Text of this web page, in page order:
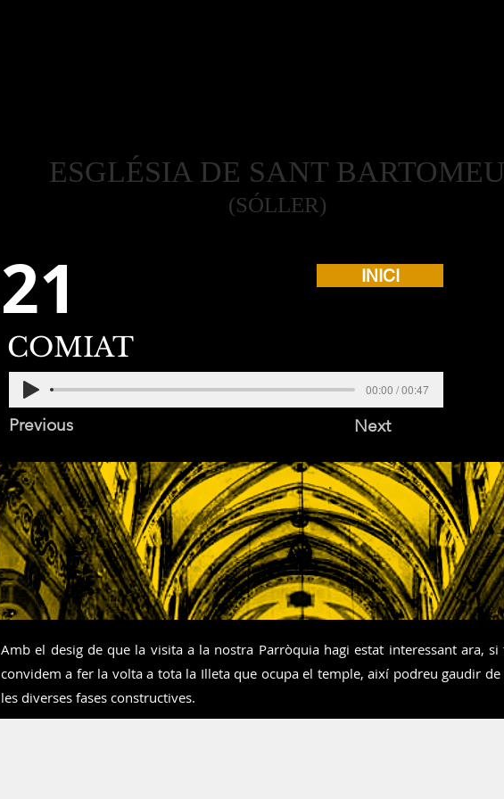
ESGLÉSIA DE SANT
(SÓLLER)
21 INICI
COMIAT
00:00 / 00:47
Previous Next
Amb el desig de que la visita a la nostra Parròquia hagi estat interessant ara,
convidem a fer la volta a tota la Illeta que ocupa el temple, així podreu gaudir de
les diverses fases constructives.